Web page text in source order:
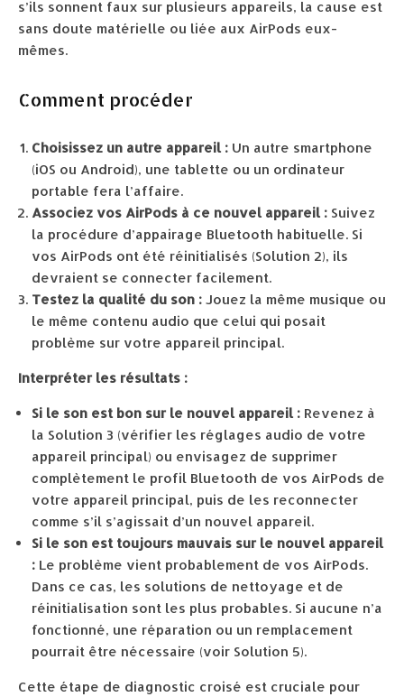
s’ils sonnent faux sur plusieurs appareils, la cause est
sans doute matérielle ou liée aux AirPods eux-
mêmes.
Comment procéder
Choisissez un autre appareil : Un autre smartphone
(iOS ou Android), une tablette ou un ordinateur
portable fera l’affaire.
Associez vos AirPods à ce nouvel appareil : Suivez
la procédure d’appairage Bluetooth habituelle. Si
vos AirPods ont été réinitialisés (Solution 2), ils
devraient se connecter facilement.
Testez la qualité du son : Jouez la même musique ou
le même contenu audio que celui qui posait
problème sur votre appareil principal.
Interpréter les résultats :
Si le son est bon sur le nouvel appareil : Revenez à
la Solution 3 (vérifier les réglages audio de votre
appareil principal) ou envisagez de supprimer
complètement le profil Bluetooth de vos AirPods de
votre appareil principal, puis de les reconnecter
comme s’il s’agissait d’un nouvel appareil.
Si le son est toujours mauvais sur le nouvel appareil
: Le problème vient probablement de vos AirPods.
Dans ce cas, les solutions de nettoyage et de
réinitialisation sont les plus probables. Si aucune n’a
fonctionné, une réparation ou un remplacement
pourrait être nécessaire (voir Solution 5).
Cette étape de diagnostic croisé est cruciale pour